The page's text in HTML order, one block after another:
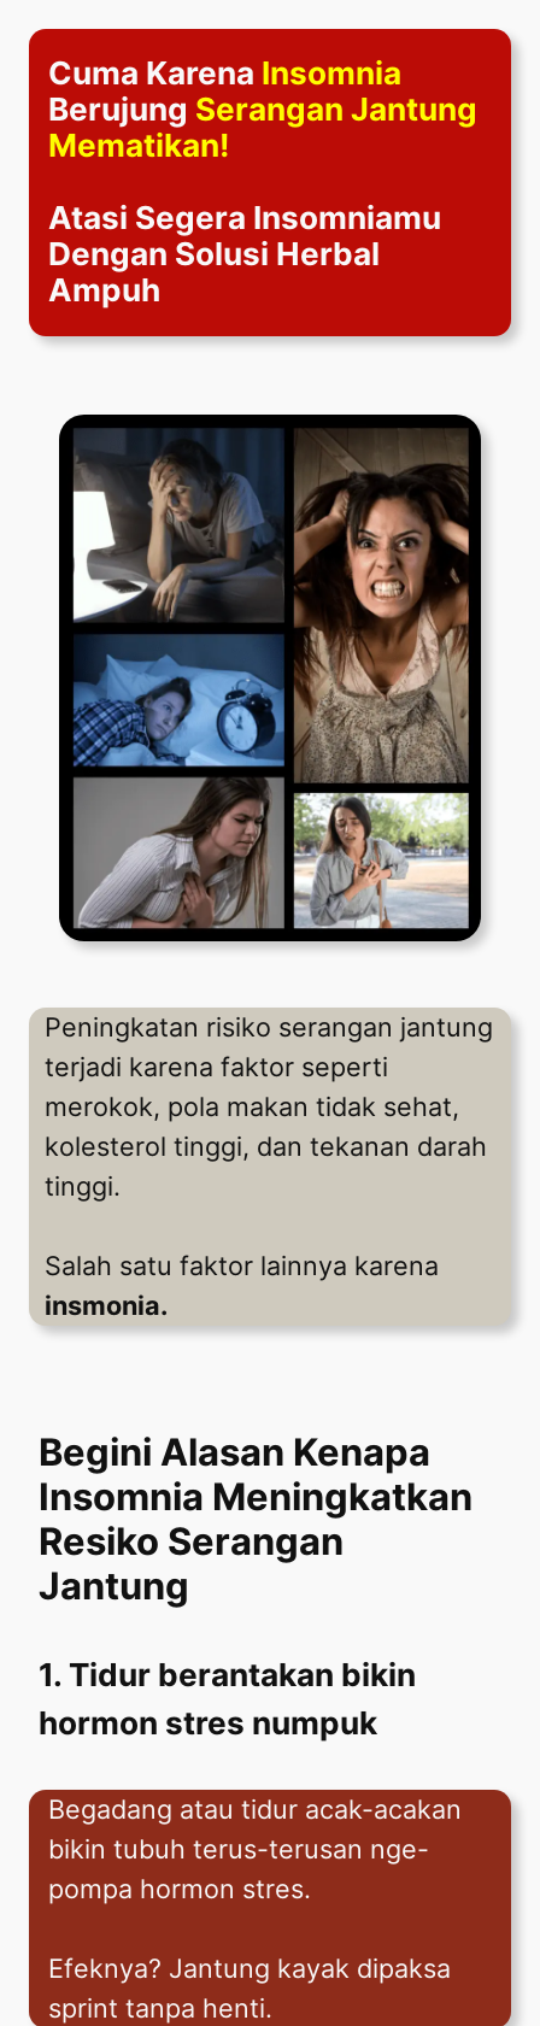
Lewati
kontenCuma Karena Insomnia
Berujung Serangan Jantung
Mematikan!
Atasi Segera Insomniamu
Dengan Solusi Herbal
Ampuh
Peningkatan risiko serangan jantung
terjadi karena faktor seperti
merokok, pola makan tidak sehat,
kolesterol tinggi, dan tekanan darah
tinggi.
Salah satu faktor lainnya karena
insmonia.
Begini Alasan Kenapa
Insomnia Meningkatkan
Resiko Serangan
Jantung
1. Tidur berantakan bikin
hormon stres numpuk
Begadang atau tidur acak-acakan
bikin tubuh terus-terusan nge-
pompa hormon stres.
Efeknya? Jantung kayak dipaksa
sprint tanpa henti.